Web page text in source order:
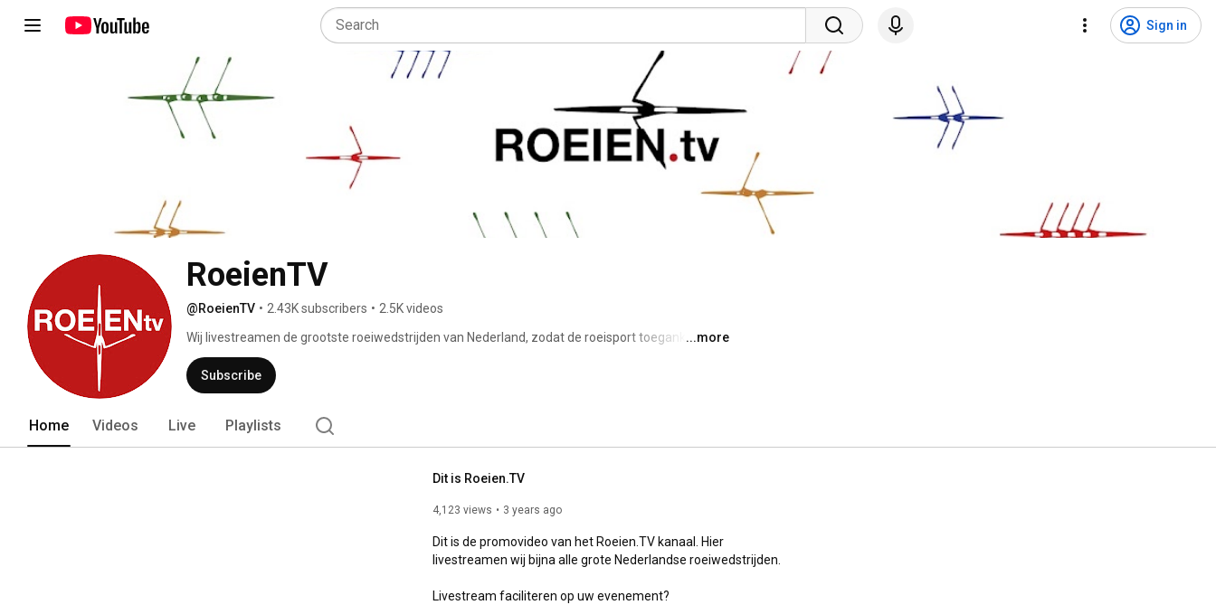
Sign in
RoeienTV
@RoeienTV • 2.43K subscribers • 2.5K videos
Wij livestreamen de grootste roeiwedstrijden van Nederland, zodat de roeisport toegankelijk
wordt voor meer en meer mensen.
...more
Subscribe
Home Videos Live Playlists
Dit is Roeien.TV
4,123 views 3 years ago
Dit is de promovideo van het Roeien.TV kanaal. Hier
livestreamen wij bijna alle grote Nederlandse roeiwedstrijden.
Livestream faciliteren op uw evenement?